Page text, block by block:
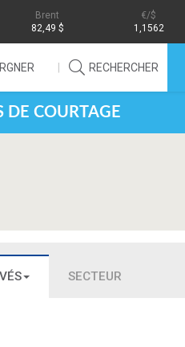
Brent
82,49 $
/$
1,1562
RECHERCHER
DE COURTAGE
SECTEUR